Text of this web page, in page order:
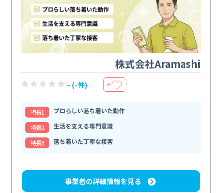
株式会社Aramashi
- (-件) ＋
特⻑1
プロらしい落ち着いた動作
特⻑2
生活を支える専門意識
特⻑3
落ち着いた丁寧な接客
事業者の詳細情報を見る